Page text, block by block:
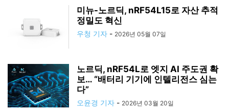
미뉴-노르딕, nRF54L15로 자산 추적
정밀도 혁신
우청 기자 - 2026년 05월 07일
노르딕, nRF54L로 엣지 AI 주도권 확
보… “배터리 기기에 인텔리전스 심는
다”
오윤경 기자 - 2026년 03월 20일